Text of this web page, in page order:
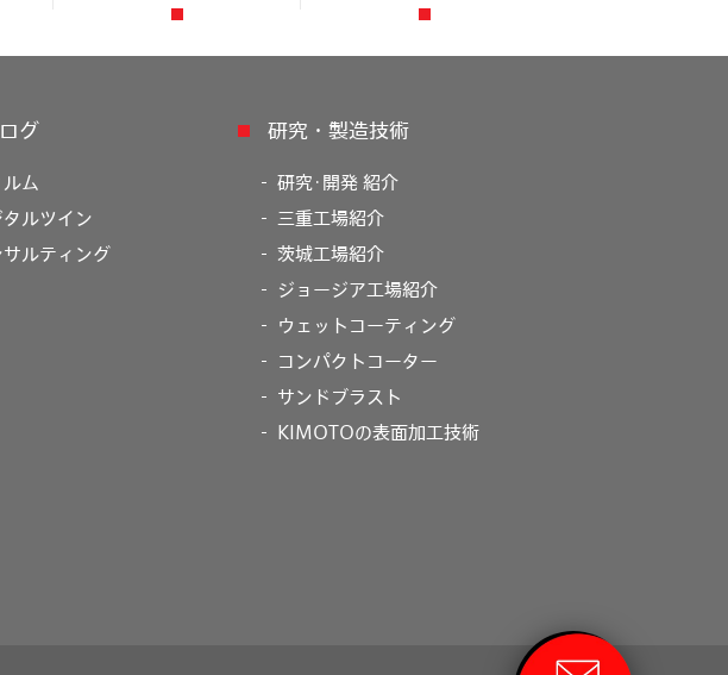
グ
ム
ルツイン
サルティング
研究・製造技術
研究･開発 紹介
三重工場紹介
茨城工場紹介
ジョージア工場紹介
ウェットコーティング
コンパクトコーター
サンドブラスト
KIMOTOの表面加工技術